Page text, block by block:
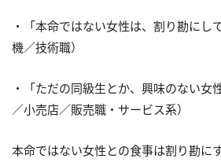
・「本命ではない女性は、割り勘にし
機／技術職）
・「ただの同級生とか、興味のない女
／小売店／販売職・サービス系）
本命ではない女性との食事は割り勘に